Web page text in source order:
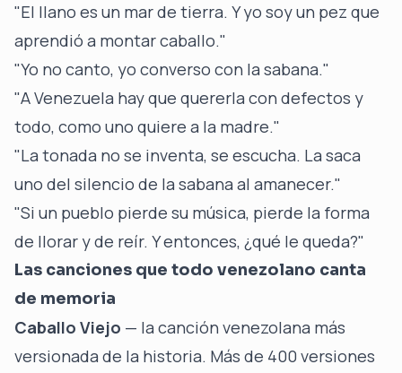
"El llano es un mar de tierra. Y yo soy un pez que
aprendió a montar caballo."
"Yo no canto, yo converso con la sabana."
"A Venezuela hay que quererla con defectos y
todo, como uno quiere a la madre."
"La tonada no se inventa, se escucha. La saca
uno del silencio de la sabana al amanecer."
"Si un pueblo pierde su música, pierde la forma
de llorar y de reír. Y entonces, ¿qué le queda?"
Las canciones que todo venezolano canta
de memoria
Caballo Viejo — la canción venezolana más
versionada de la historia. Más de 400 versiones